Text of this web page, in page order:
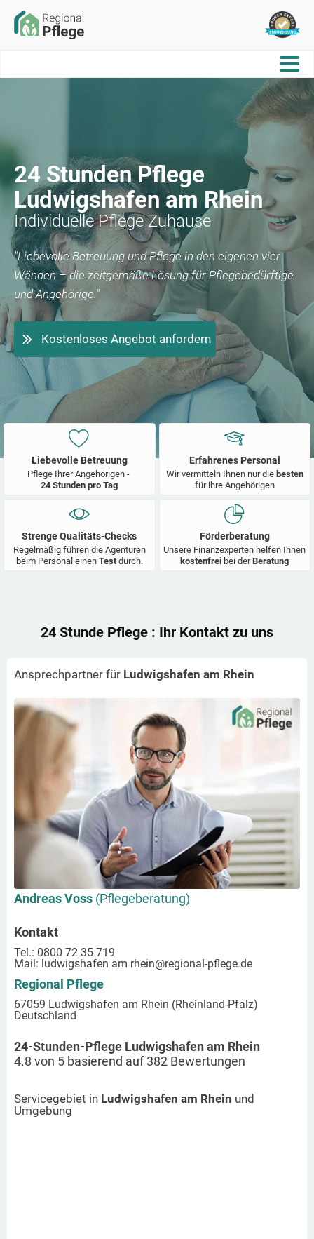
24 Stunden Pflege
Ludwigshafen am Rhein
Individuelle Pflege Zuhause
"Liebevolle Betreuung und Pflege in den eigenen vier
Wänden – die zeitgemäße Lösung für Pflegebedürftige
und Angehörige."
Kostenloses Angebot anfordern
Liebevolle Betreuung
Pflege Ihrer Angehörigen -
24 Stunden pro Tag
Erfahrenes Personal
Wir vermitteln Ihnen nur die besten
für ihre Angehörigen
Strenge Qualitäts-Checks
Regelmäßig führen die Agenturen
beim Personal einen Test durch.
Förderberatung
Unsere Finanzexperten helfen Ihnen
kostenfrei bei derBeratung
24 Stunde Pflege : Ihr Kontakt zu uns
Ansprechpartner für Ludwigshafen am Rhein
Andreas Voss (Pflegeberatung)
Kontakt
Tel.: 0800 72 35 719
Mail: ludwigshafen am rhein@regional-pflege.de
Regional Pflege
67059 Ludwigshafen am Rhein (Rheinland-Pfalz)
Deutschland
24-Stunden-Pflege Ludwigshafen am Rhein
4.8 von 5 basierend auf382 Bewertungen
Servicegebiet in Ludwigshafen am Rhein und
Umgebung